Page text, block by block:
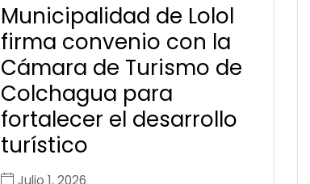
Municipalidad de Lolol
firma convenio con la
Cámara de Turismo de
Colchagua para
fortalecer el desarrollo
turístico
Julio 1, 2026